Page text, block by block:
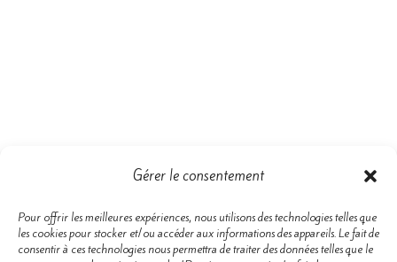
Gérer le consentement
Pour offrir les meilleures expériences, nous utilisons des technologies telles que
les cookies pour stocker et/ou accéder aux informations des appareils. Le fait de
consentir à ces technologies nous permettra de traiter des données telles que le